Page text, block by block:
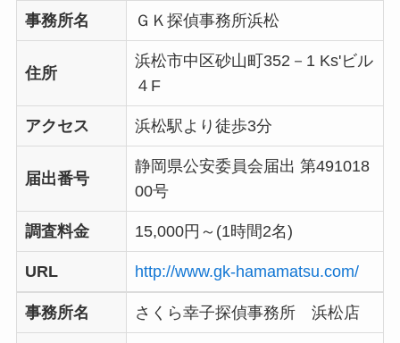
事務所名 ＧＫ探偵事務所浜松
住所
浜松市中区砂山町352－1 Ks'ビル
４F
アクセス 浜松駅より徒歩3分
届出番号
静岡県公安委員会届出 第491018
00号
調査料金 15,000円～(1時間2名)
URL http://www.gk-hamamatsu.com/
事務所名 さくら幸子探偵事務所 浜松店